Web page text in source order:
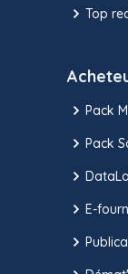
Top
Pack
Pack
E-